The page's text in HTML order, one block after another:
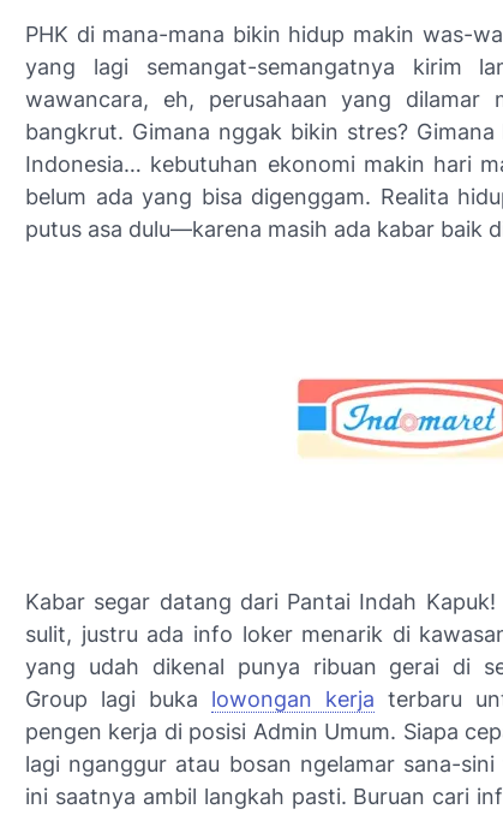
PHK di mana-mana bikin hidup makin was-
yang lagi semangat-semangatnya kirim
wawancara, eh, perusahaan yang dilamar
bangkrut. Gimana nggak bikin stres?
Indonesia… kebutuhan ekonomi makin hari
belum ada yang bisa digenggam. Realita
putus asa dulu—karena masih ada kabar baik
Kabar segar datang dari Pantai Indah
sulit, justru ada info loker menarik di
yang udah dikenal punya ribuan gerai di
Group lagi buka lowongan kerja terbaru
pengen kerja di posisi Admin Umum. Siapa
lagi nganggur atau bosan ngelamar sana-
ini saatnya ambil langkah pasti. Buruan cari